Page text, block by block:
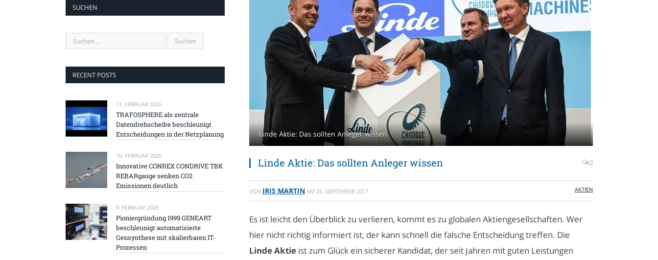
Linde Aktie: Das sollten Anleger wissen
Linde Aktie: Das sollten Anleger wissen 0
VON IRIS MARTIN AM 25. SEPTEMBER 2017 AKTIEN
Es ist leicht den Überblick zu verlieren, kommt es zu globalen Aktiengesellschaften. Wer
hier nicht richtig informiert ist, der kann schnell die falsche Entscheidung treffen. Die
Linde Aktie ist zum Glück ein sicherer Kandidat, der seit Jahren mit guten Leistungen
SUCHEN
RECENT POSTS
11. FEBRUAR 2026
TRAFOSPHERE als zentrale
Datendrehscheibe beschleunigt
Entscheidungen in der Netzplanung
10. FEBRUAR 2026
Innovative CONREX CONDRIVE TBK
REBARgauge senken CO2
Emissionen deutlich
9. FEBRUAR 2026
Pioniergründung 1999 GENEART
beschleunigt automatisierte
Gensynthese mit skalierbaren IT-
Prozessen